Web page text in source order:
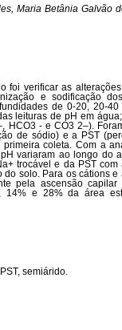
Maria Betânia Galvão
foi verificar as
e sodificação
de 0-20, 20-
leituras de pH em
HCO3 - e CO3 2–).
de sódio) e a PST
coleta. Com a
variaram ao longo do
trocável e da PST
do solo. Para os cátions
pela ascensão
14% e 28% da área
semiárido.